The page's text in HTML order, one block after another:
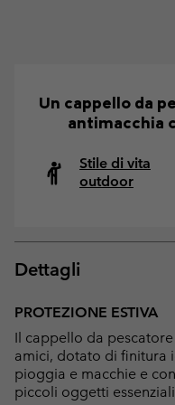
Un cappello da
antimacchia
Stile di vita
outdoor
Dettagli
PROTEZIONE ESTIVA
Il cappello da
amici, dotato di finitura
pioggia e macchie e
piccoli oggetti